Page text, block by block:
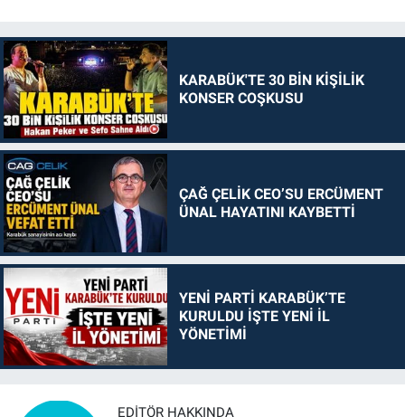
KARABÜK'TE 30 BİN KİŞİLİK
KONSER COŞKUSU
ÇAĞ ÇELİK CEO’SU ERCÜMENT
ÜNAL HAYATINI KAYBETTİ
YENİ PARTİ KARABÜK’TE
KURULDU İŞTE YENİ İL
YÖNETİMİ
EDITÖR HAKKINDA